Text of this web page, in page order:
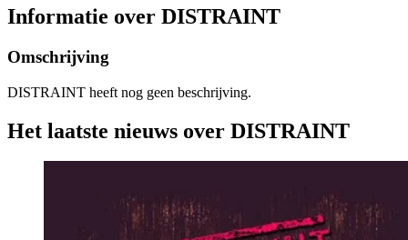
Informatie over DISTRAINT
Omschrijving
DISTRAINT heeft nog geen beschrijving.
Het laatste nieuws over DISTRAINT